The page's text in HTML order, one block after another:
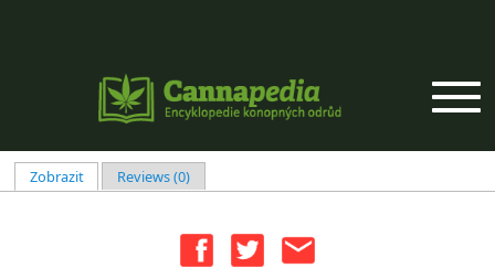
Hlavní záložky
Zobrazit(aktivní záložka)
Reviews (0)